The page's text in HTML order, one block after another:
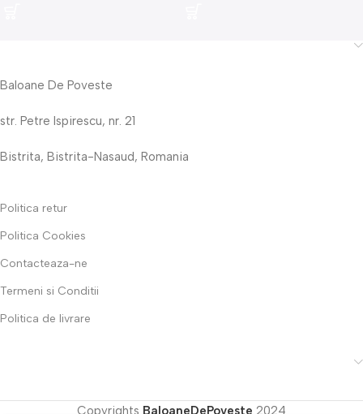
Baloane De Poveste
str. Petre Ispirescu, nr. 21
Bistrita, Bistrita-Nasaud, Romania
Politica retur
Politica Cookies
Contacteaza-ne
Termeni si Conditii
Politica de livrare
Copyrights BaloaneDePoveste 2024